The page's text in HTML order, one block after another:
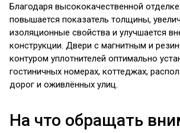
Благодаря высококачественной
повышается показатель толщины,
изоляционные свойства и улучшается
конструкции. Двери с магнитным и
контуром уплотнителей оптимально
гостиничных номерах, коттеджах,
дорог и оживлённых улиц.
На что обращать